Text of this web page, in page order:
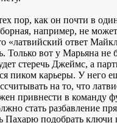
пор, как он почти в
например, не
«латвийский ответ
вот у Марьяна не
стеречь Джеймс, а
пиком карьеры. У него
на то, что
привнести в команду
стать разбавление
Пахарю подобрать